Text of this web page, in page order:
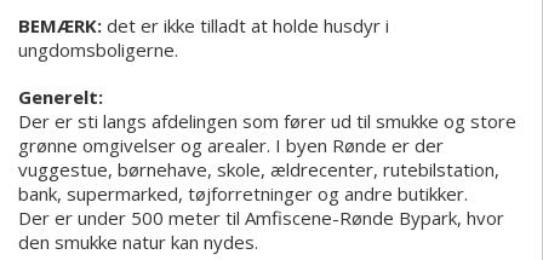
BEMÆRK: det er ikke tilladt at holde husdyr i
ungdomsboligerne.
Generelt:
Der er sti langs afdelingen som fører ud til smukke og store
grønne omgivelser og arealer. I byen Rønde er der
vuggestue, børnehave, skole, ældrecenter, rutebilstation,
bank, supermarked, tøjforretninger og andre butikker.
Der er under 500 meter til Amfiscene-Rønde Bypark, hvor
den smukke natur kan nydes.